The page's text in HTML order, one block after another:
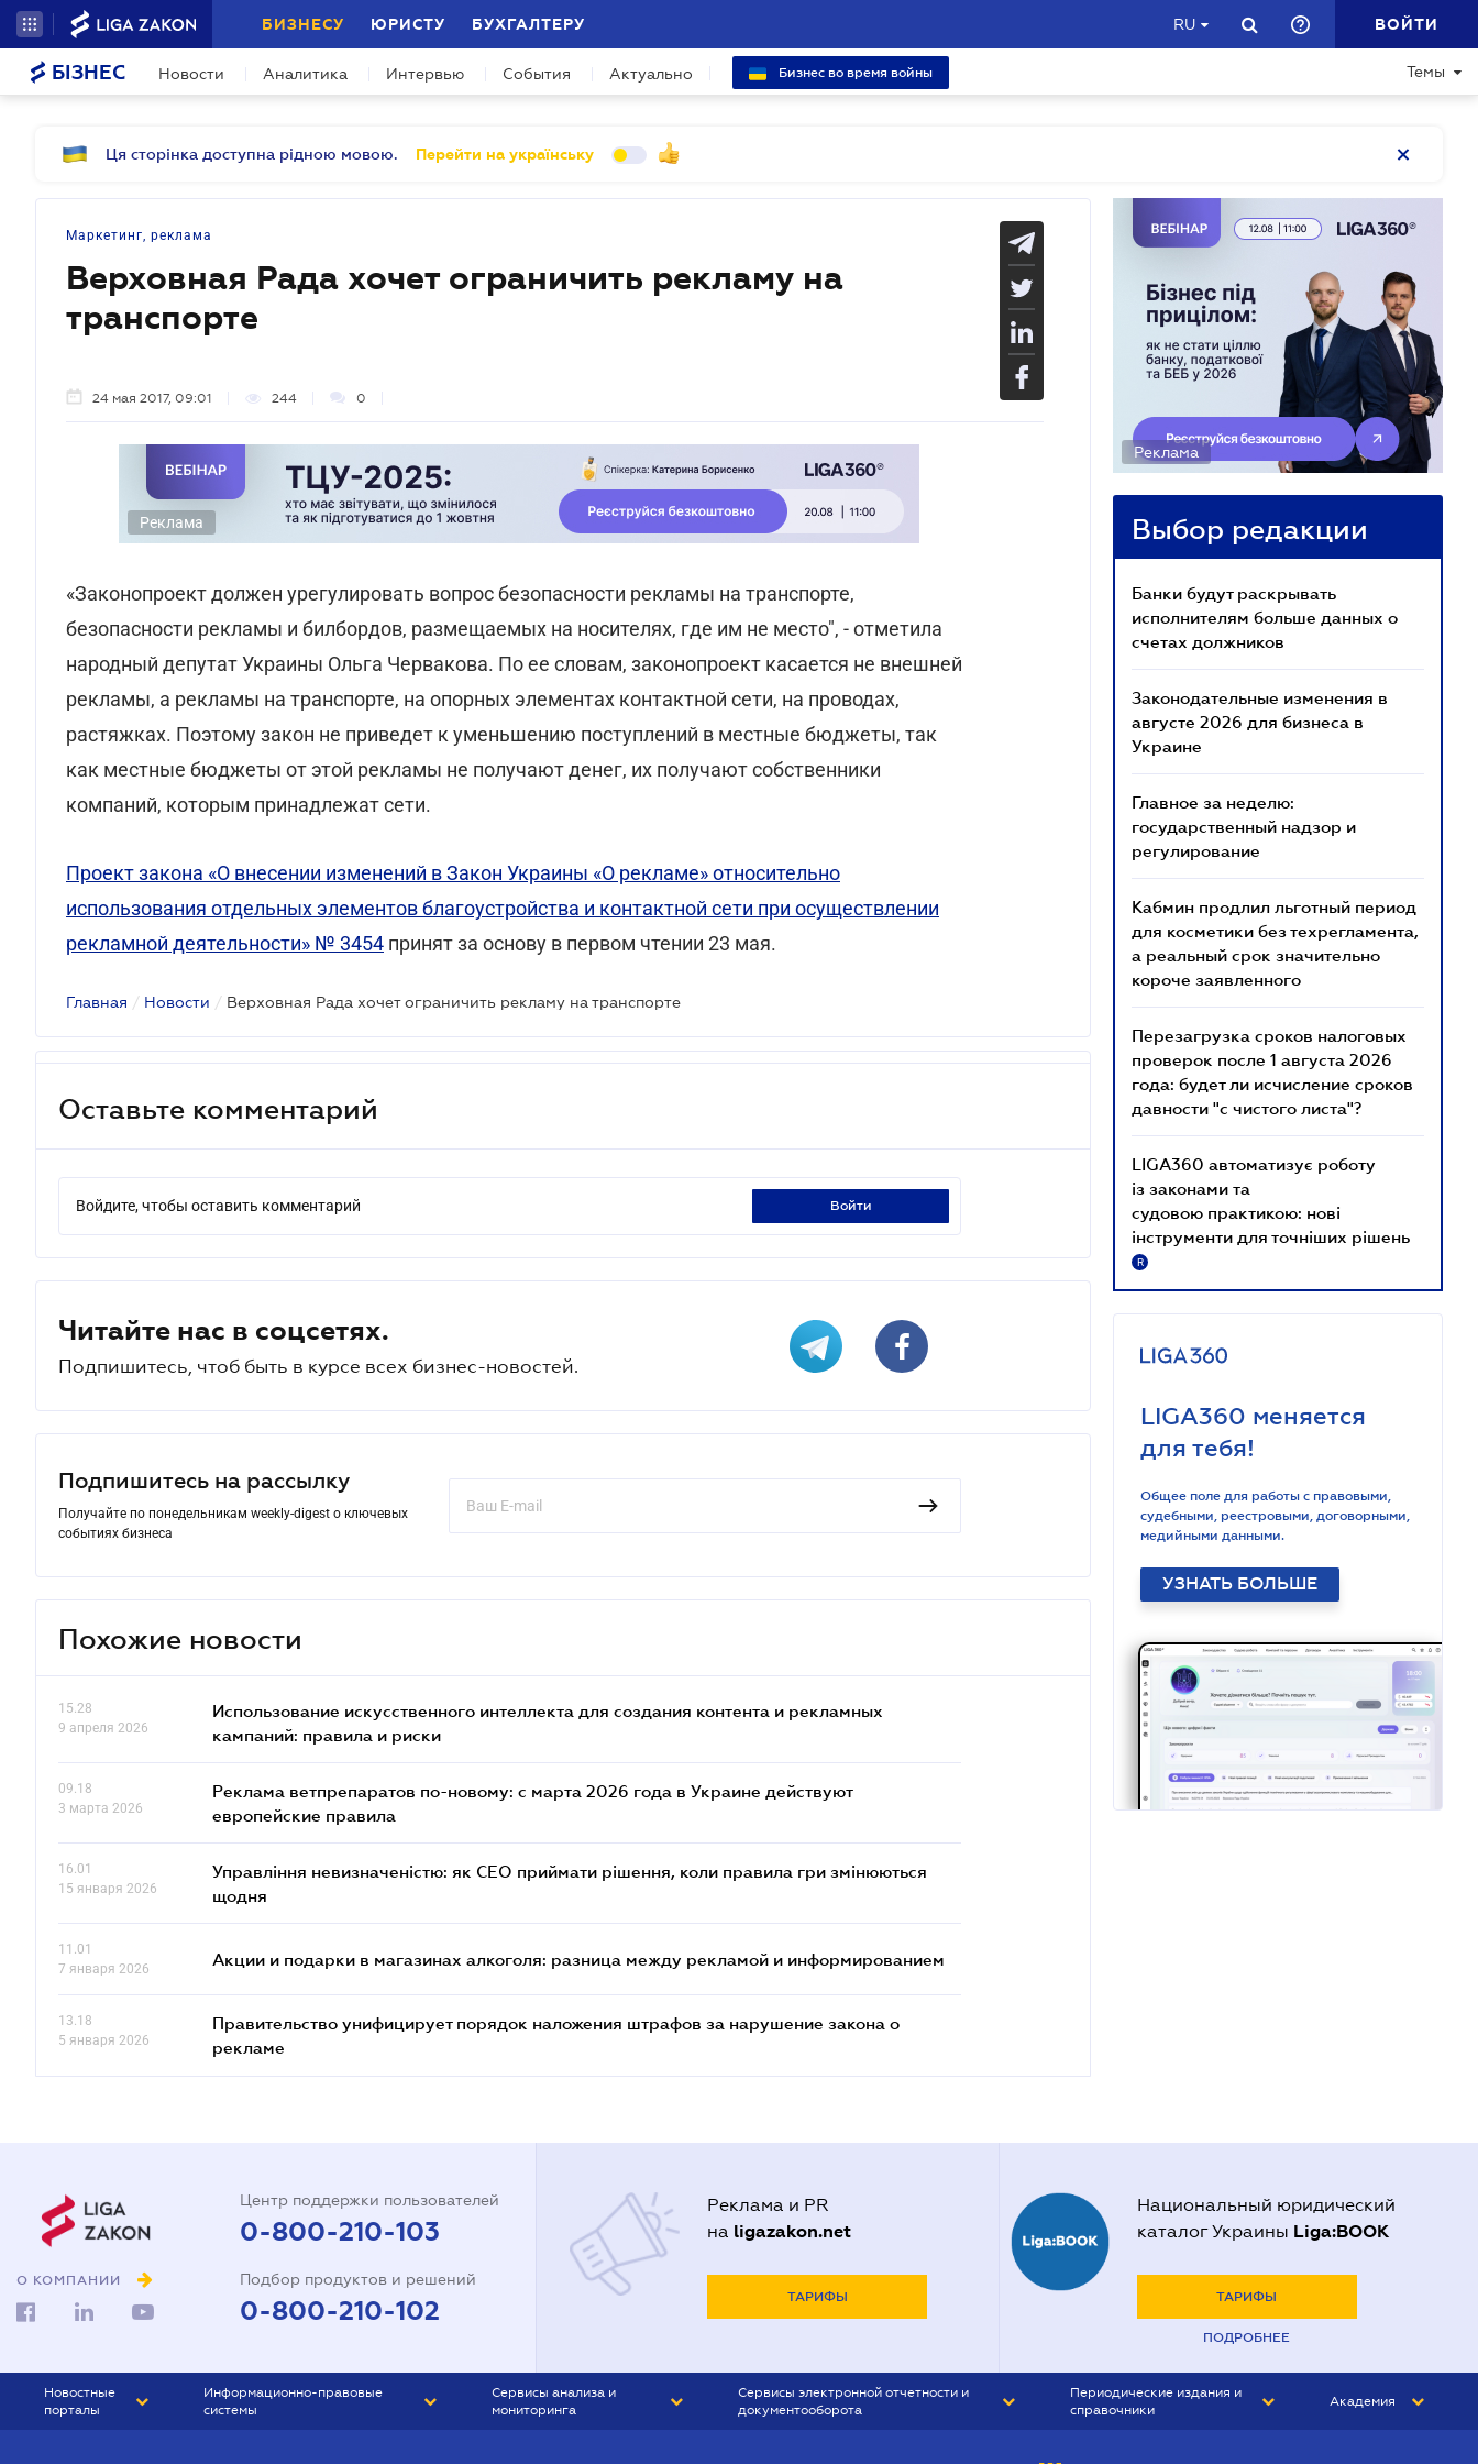
БИЗНЕСУ ЮРИСТУ БУХГАЛТЕРУ RU ВОЙТИ
БІЗНЕС Новости Аналитика Интервью События Актуально Бизнес во время войны Темы
Ця сторінка доступна рідною мовою. Перейти на українську
Маркетинг, реклама
Верховная Рада хочет ограничить рекламу на
транспорте
24 мая 2017, 09:01 244 0
Реклама
«Законопроект должен урегулировать вопрос безопасности рекламы на транспорте,
безопасности рекламы и билбордов, размещаемых на носителях, где им не место", - отметила
народный депутат Украины Ольга Червакова. По ее словам, законопроект касается не внешней
рекламы, а рекламы на транспорте, на опорных элементах контактной сети, на проводах,
растяжках. Поэтому закон не приведет к уменьшению поступлений в местные бюджеты, так
как местные бюджеты от этой рекламы не получают денег, их получают собственники
компаний, которым принадлежат сети.
Проект закона «О внесении изменений в Закон Украины «О рекламе» относительно
использования отдельных элементов благоустройства и контактной сети при осуществлении
рекламной деятельности» № 3454 принят за основу в первом чтении 23 мая.
Главная / Новости / Верховная Рада хочет ограничить рекламу на транспорте
Оставьте комментарий
Войдите, чтобы оставить комментарий войти
Читайте нас в соцсетях.
Подпишитесь, чтоб быть в курсе всех бизнес-новостей.
Подпишитесь на рассылку
Получайте по понедельникам weekly-digest о ключевых
событиях бизнеса
Похожие новости
15.28
9 апреля 2026
Использование искусственного интеллекта для создания контента и рекламных
кампаний: правила и риски
09.18
3 марта 2026
Реклама ветпрепаратов по-новому: с марта 2026 года в Украине действуют
европейские правила
16.01
15 января 2026
Управління невизначеністю: як СЕО приймати рішення, коли правила гри змінюються
щодня
11.01
7 января 2026
Акции и подарки в магазинах алкоголя: разница между рекламой и информированием
13.18
5 января 2026
Правительство унифицирует порядок наложения штрафов за нарушение закона о
рекламе
Реклама
Выбор редакции
Банки будут раскрывать
исполнителям больше данных о
счетах должников
Законодательные изменения в
августе 2026 для бизнеса в
Украине
Главное за неделю:
государственный надзор и
регулирование
Кабмин продлил льготный период
для косметики без техрегламента,
а реальный срок значительно
короче заявленного
Перезагрузка сроков налоговых
проверок после 1 августа 2026
года: будет ли исчисление сроков
давности "с чистого листа"?
LIGA360 автоматизує роботу
із законами та
судовою практикою: нові
інструменти для точніших рішень
R
LIGA360 меняется
для тебя!
Общее поле для работы с правовыми,
судебными, реестровыми, договорными,
медийными данными.
УЗНАТЬ БОЛЬШЕ
О КОМПАНИИ
Центр поддержки пользователей
0-800-210-103
Подбор продуктов и решений
0-800-210-102
Реклама и PR
на ligazakon.net
ТАРИФЫ
Национальный юридический
каталог Украины Liga:BOOK
ТАРИФЫ
ПОДРОБНЕЕ
Новостные
порталы
Информационно-правовые
системы
Сервисы анализа и
мониторинга
Сервисы электронной отчетности и
документооборота
Периодические издания и
справочники
Академия